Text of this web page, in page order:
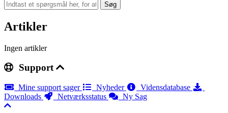
Artikler
Ingen artikler
Support
Mine support sager Nyheder
Vidensdatabase
Downloads
Netværksstatus Ny Sag